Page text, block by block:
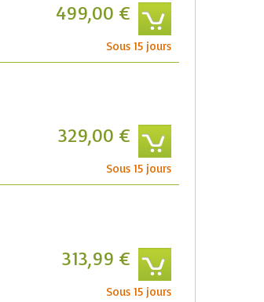
Sous 15 jours
499,00 €
Sous 15 jours
329,00 €
Sous 15 jours
313,99 €